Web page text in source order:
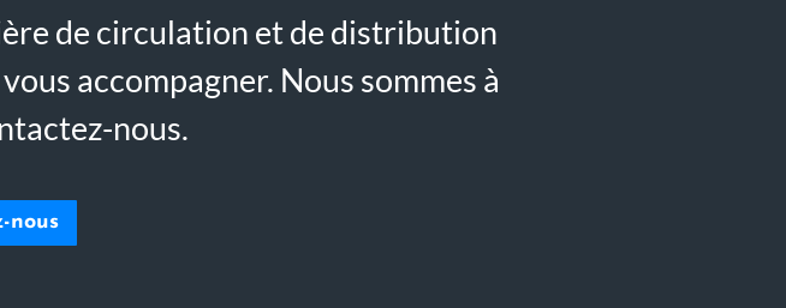
de circulation et de distribution
accompagner. Nous sommes à
nous.
nous